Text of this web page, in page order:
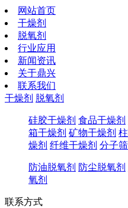
网站首页
干燥剂
脱氧剂
行业应用
新闻资讯
关于鼎兴
联系我们
干燥剂 脱氧剂
硅胶干燥剂 食品干燥剂
箱干燥剂 矿物干燥剂
燥剂 纤维干燥剂 分子
防油脱氧剂 防尘脱氧剂
氧剂
联系方式